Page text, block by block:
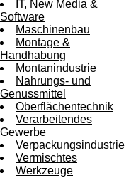
IT, New Media &
Software
Maschinenbau
Montage &
Handhabung
Montanindustrie
Nahrungs- und
Genussmittel
Oberflächentechnik
Verarbeitendes
Gewerbe
Verpackungsindustrie
Vermischtes
Werkzeuge